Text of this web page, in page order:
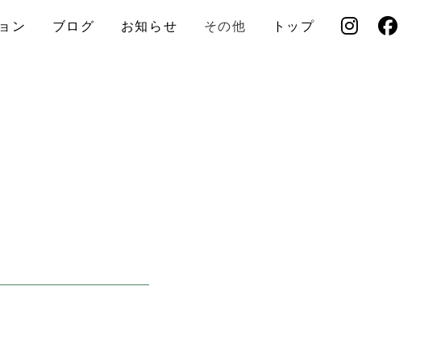
ン ブログ お知らせ その他 トップ